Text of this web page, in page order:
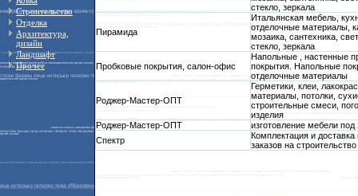
Строительство
Отделка
Архитектура,
дизайн
Ландшафт
Прочее
стекло, зеркала
Пирамида
Итальянская мебель,
отделочные материалы,
мозаика, сантехника,
стекло, зеркала
Пробковые покрытия, салон-офис
Напольные , настенные
покрытия. Напольные
отделочные материалы
Роджер-Мастер-ОПТ
Герметики, клеи,
материалы, потолки,
строительные смеси,
изделия
Роджер-Мастер-ОПТ
изготовление мебели под
Спектр
Комплектация и доставка
заказов на